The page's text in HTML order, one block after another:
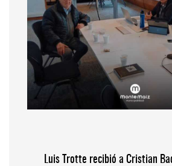
Luis Trotte recibió a Cristian